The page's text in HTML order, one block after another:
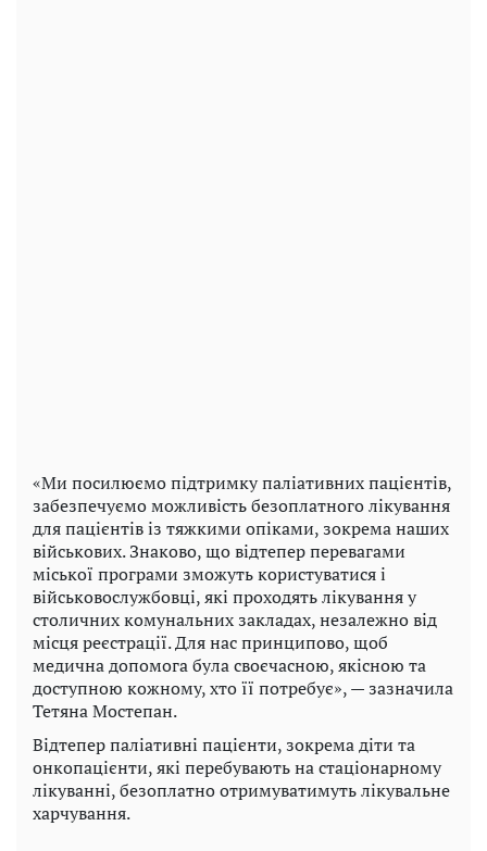
«Ми посилюємо підтримку паліативних пацієнтів,
забезпечуємо можливість безоплатного лікування
для пацієнтів із тяжкими опіками, зокрема наших
військових. Знаково, що відтепер перевагами
міської програми зможуть користуватися і
військовослужбовці, які проходять лікування у
столичних комунальних закладах, незалежно від
місця реєстрації. Для нас принципово, щоб
медична допомога була своєчасною, якісною та
доступною кожному, хто її потребує», — зазначила
Тетяна Мостепан.
Відтепер паліативні пацієнти, зокрема діти та
онкопацієнти, які перебувають на стаціонарному
лікуванні, безоплатно отримуватимуть лікувальне
харчування.